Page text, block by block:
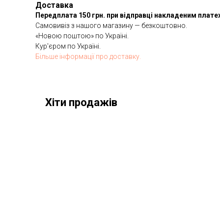
Доставка
Передплата 150 грн. при відправці накладеним
Самовивіз з нашого магазину — безкоштовно.
«Новою поштою» по Україні.
Кур'єром по Україні.
Більше інформації про доставку.
Хіти продажів